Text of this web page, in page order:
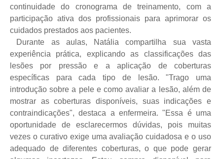
continuidade do cronograma de treinamento, com a
participação ativa dos profissionais para aprimorar os
cuidados prestados aos pacientes.
Durante as aulas, Natália compartilha sua vasta
experiência prática, explicando as classificações das
lesões por pressão e a aplicação de coberturas
específicas para cada tipo de lesão. "Trago uma
introdução sobre a pele e como avaliar a lesão, além de
mostrar as coberturas disponíveis, suas indicações e
contraindicações", destaca a enfermeira. "Essa é uma
oportunidade de esclarecermos dúvidas, pois muitas
vezes o curativo exige uma avaliação cuidadosa e o uso
adequado de diferentes coberturas, o que pode gerar